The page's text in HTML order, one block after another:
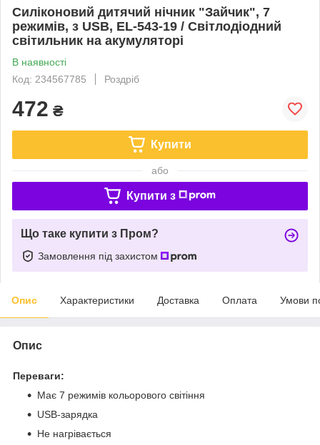
Силіконовий дитячий нічник "Зайчик", 7
режимів, з USB, EL-543-19 / Світлодіодний
світильник на акумуляторі
В наявності
Код: 234567785
Роздріб
472 ₴
Купити
або
Купити з
Що таке купити з Пром?
Замовлення під захистом
Опис Характеристики Доставка Оплата Умови
Опис
Переваги:
Має 7 режимів кольорового світіння
USB-зарядка
Не нагрівається